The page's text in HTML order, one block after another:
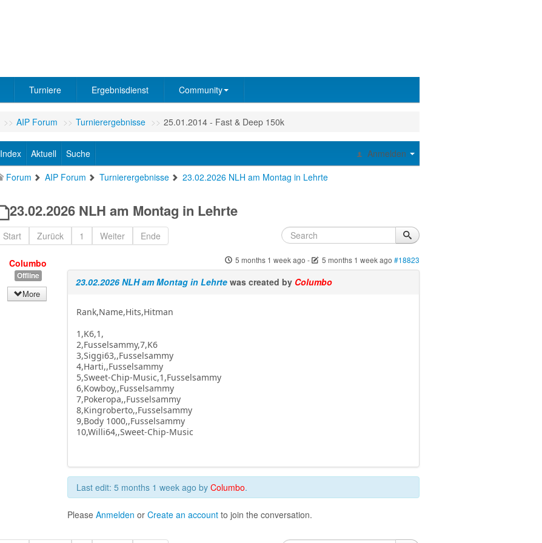
Turniere Ergebnisdienst Community
>> AIP Forum >> Turnierergebnisse >> 25.01.2014 - Fast & Deep 150k
Index Aktuell Suche
Anmelden
Forum
AIP Forum Turnierergebnisse 23.02.2026 NLH am Montag in Lehrte
23.02.2026 NLH am Montag in Lehrte
Start Zurück 1 Weiter Ende
Columbo
Offline
More
5 months 1 week ago - 5 months 1 week ago #18823
23.02.2026 NLH am Montag in Lehrte was created by Columbo
Rank,Name,Hits,Hitman
1,K6,1,
2,Fusselsammy,7,K6
3,Siggi63,,Fusselsammy
4,Harti,,Fusselsammy
5,Sweet-Chip-Music,1,Fusselsammy
6,Kowboy,,Fusselsammy
7,Pokeropa,,Fusselsammy
8,Kingroberto,,Fusselsammy
9,Body 1000,,Fusselsammy
10,Willi64,,Sweet-Chip-Music
Last edit: 5 months 1 week ago byColumbo.
PleaseAnmelden orCreate an account to join the conversation.